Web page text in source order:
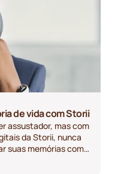
de vida com Storii
assustador, mas com
da Storii, nunca
suas memórias com
dicas para usar o